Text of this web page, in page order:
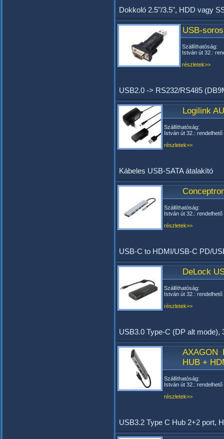
Dokkoló 2.5"/3.5", HDD vagy
USB-
Szállíthatóság:
István út 32.:
részletek>>
USB2.0 -> RS232/RS485
Logilink
Szállíthatóság:
István út 32.: rendelhető
részletek>>
Kábeles USB-SATA átalakító
Szállíthatóság:
István út 32.: rendelhető
részletek>>
USB-C to HDMI/USB-C PD/
DeLock
Szállíthatóság:
István út 32.: rendelhető
részletek>>
USB3.0 Type-C (DP alt mode),
AXAGON
HUB +
Szállíthatóság:
István út 32.: rendelhető
részletek>>
USB3.2 Type C Hub 2+2 port,